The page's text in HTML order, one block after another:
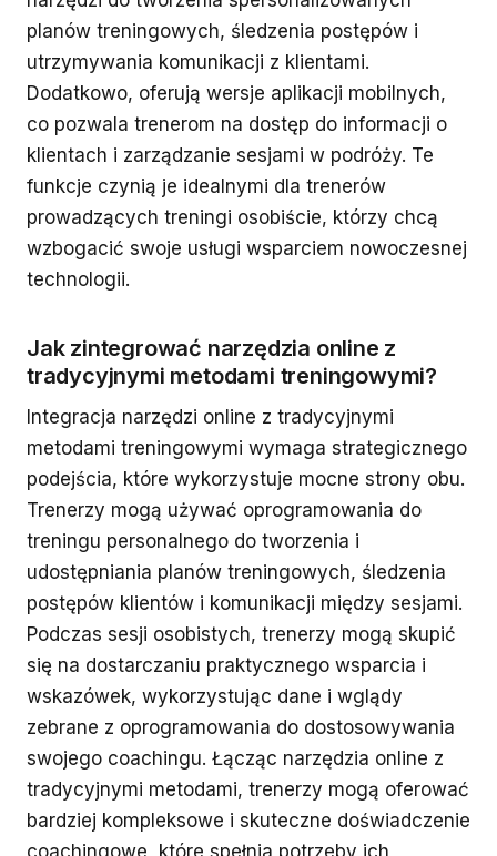
planów treningowych, śledzenia postępów i
utrzymywania komunikacji z klientami.
Dodatkowo, oferują wersje aplikacji mobilnych,
co pozwala trenerom na dostęp do informacji o
klientach i zarządzanie sesjami w podróży. Te
funkcje czynią je idealnymi dla trenerów
prowadzących treningi osobiście, którzy chcą
wzbogacić swoje usługi wsparciem nowoczesnej
technologii.
Jak zintegrować narzędzia online z
tradycyjnymi metodami treningowymi?
Integracja narzędzi online z tradycyjnymi
metodami treningowymi wymaga strategicznego
podejścia, które wykorzystuje mocne strony obu.
Trenerzy mogą używać oprogramowania do
treningu personalnego do tworzenia i
udostępniania planów treningowych, śledzenia
postępów klientów i komunikacji między sesjami.
Podczas sesji osobistych, trenerzy mogą skupić
się na dostarczaniu praktycznego wsparcia i
wskazówek, wykorzystując dane i wglądy
zebrane z oprogramowania do dostosowywania
swojego coachingu. Łącząc narzędzia online z
tradycyjnymi metodami, trenerzy mogą oferować
bardziej kompleksowe i skuteczne doświadczenie
coachingowe, które spełnia potrzeby ich